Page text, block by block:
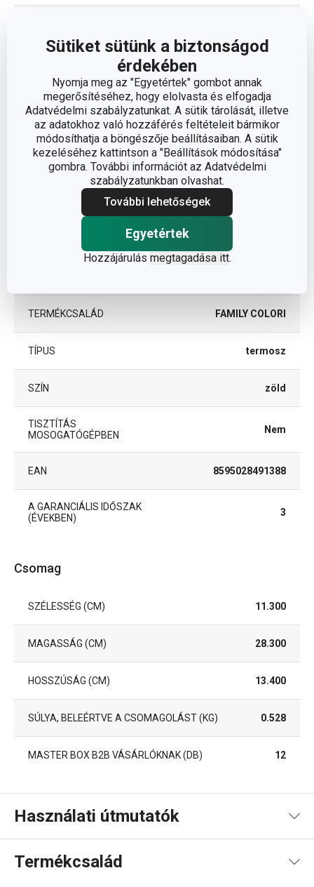
Sütiket sütünk a biztonságod
érdekében
Nyomja meg az "Egyetértek" gombot annak
megerősítéséhez, hogy elolvasta és elfogadja
Adatvédelmi szabályzatunkat. A sütik tárolását, illetve
az adatokhoz való hozzáférés feltételeit bármikor
módosíthatja a böngészője beállításaiban. A sütik
kezeléséhez kattintson a "Beállítások módosítása"
gombra. További információt az Adatvédelmi
szabályzatunkban olvashat.
További lehetőségek
Egyetértek
Hozzájárulás megtagadása itt.
A TERMÉK HOSSZA (CM)
ÁTMÉRŐ (CM)
Egyéb paraméterek
műanyag, szilikon,
TERMÉKCSALÁD FAMILY COLORI
TÍPUS termosz
SZÍN zöld
TISZTÍTÁS
MOSOGATÓGÉPBEN
Nem
EAN 8595028491388
A GARANCIÁLIS IDŐSZAK
(ÉVEKBEN)
3
Csomag
SZÉLESSÉG (CM) 11.300
MAGASSÁG (CM) 28.300
HOSSZÚSÁG (CM) 13.400
SÚLYA, BELEÉRTVE A CSOMAGOLÁST (KG) 0.528
MASTER BOX B2B VÁSÁRLÓKNAK (DB) 12
Használati útmutatók
Használati útmutató és biztonsági információk
Termékcsalád